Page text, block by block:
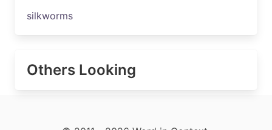
silkworms
Others Looking